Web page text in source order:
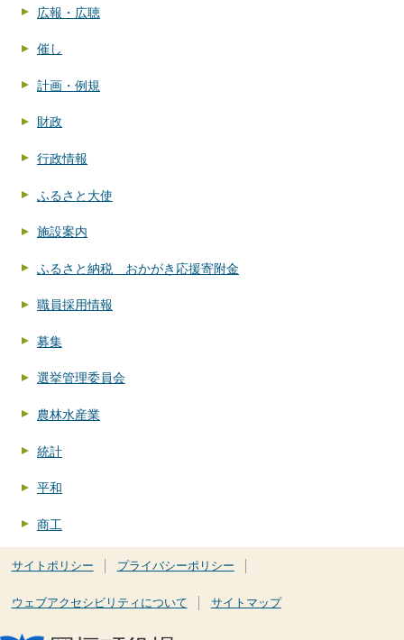
広報・広聴
催し
計画・例規
財政
行政情報
ふるさと大使
施設案内
ふるさと納税 おかがき応援寄附金
職員採用情報
募集
選挙管理委員会
農林水産業
統計
平和
商工
サイトポリシー プライバシーポリシー
ウェブアクセシビリティについて サイトマップ